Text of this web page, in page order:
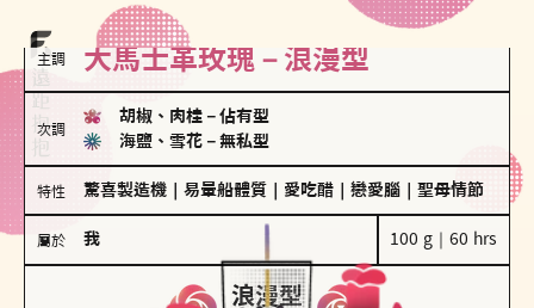
主調 大馬士革玫瑰－浪漫型
次調
胡椒、肉桂 － 佔有型
海鹽、雪花 － 無私型
特性 驚喜製造機 易暈船體質 愛吃醋 戀愛腦 聖母情節
屬於 我 100 g｜60 hrs
浪漫型